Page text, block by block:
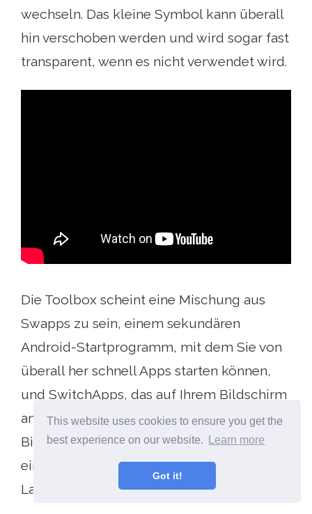
This website uses cookies to ensure you get the
best experience on our website.
Learn more
Got it!
wechseln. Das kleine Symbol kann überall
hin verschoben werden und wird sogar fast
transparent, wenn es nicht verwendet wird.
Die Toolbox scheint eine Mischung aus
Swapps zu sein, einem sekundären
Android-Startprogramm, mit dem Sie von
überall her schnell Apps starten können,
und SwitchApps, das auf Ihrem Bildschirm
angezeigt wird und Apps am unteren
Bildschirmrand aufblendet. Versuchen Sie
eines der beiden schnellsten App-
Launcher.